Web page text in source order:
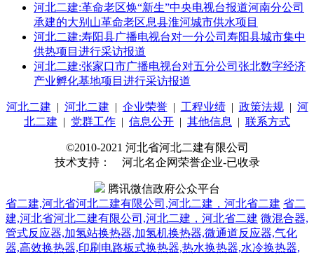
河北二建:革命老区焕“新生”中央电视台报道河南分公司
承建的大别山革命老区息县淮河城市供水项目
河北二建:寿阳县广播电视台对一分公司寿阳县城市集中
供热项目进行采访报道
河北二建:张家口市广播电视台对五分公司张北数字经济
产业孵化基地项目进行采访报道
河北二建 | 河北二建 | 企业荣誉| 工程业绩| 政策法规| 河
北二建 | 党群工作 | 信息公开 | 其他信息 | 联系方式
©2010-2021 河北省河北二建有限公司
技术支持： 河北名企网荣誉企业-已收录
腾讯微信政府公众平台
省二建,河北省河北二建有限公司,河北二建，河北省二建 省二
建,河北省河北二建有限公司,河北二建，河北省二建 微混合器,
管式反应器,加氢站换热器,加氢机换热器,微通道反应器,气化
器,高效换热器,印刷电路板式换热器,热水换热器,水冷换热器,